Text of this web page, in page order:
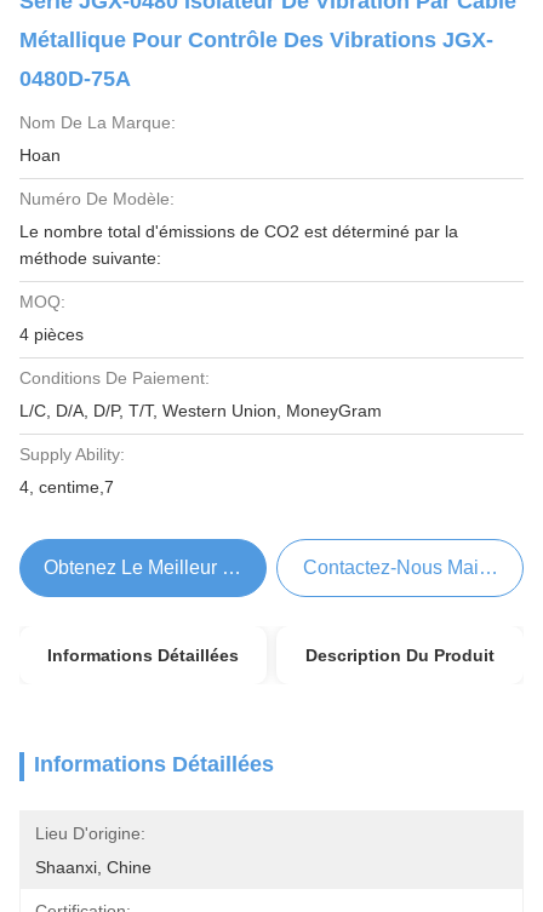
Métallique Pour Contrôle Des Vibrations JGX-
0480D-75A
Nom De La Marque:
Hoan
Numéro De Modèle:
Le nombre total d'émissions de CO2 est déterminé par la
méthode suivante:
MOQ:
4 pièces
Conditions De Paiement:
L/C, D/A, D/P, T/T, Western Union, MoneyGram
Supply Ability:
4, centime,7
Obtenez Le Meilleur Prix Contactez-Nous Maintenant
Informations Détaillées Description Du Produit
Informations Détaillées
Lieu D'origine:
Shaanxi, Chine